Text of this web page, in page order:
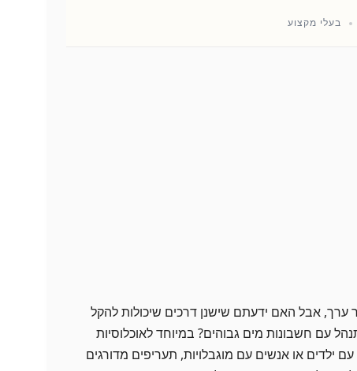
בעלי מקצוע
ערך, אבל האם ידעתם שישנן דרכים שיכולות להקל
עם חשבונות מים גבוהים? במיוחד לאוכלוסיות
ילדים או אנשים עם מוגבלויות, תעריפים מדורגים